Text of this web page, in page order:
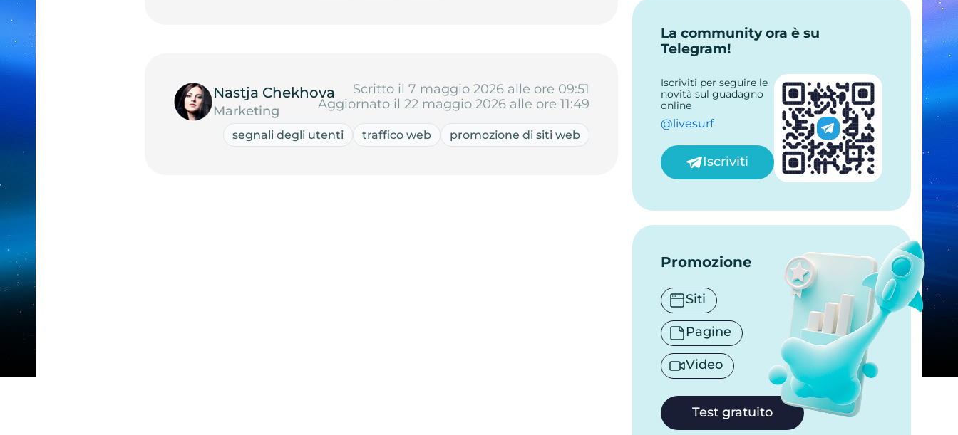
Nastja Chekhova
Marketing
Scritto il 7 maggio 2026 alle ore 09:51
Aggiornato il 22 maggio 2026 alle ore 11:49
segnali degli utenti traffico web promozione di siti web
La community ora è su
Telegram!
Iscriviti per seguire le
novità sul guadagno
online
@livesurf
Iscriviti
Promozione
Siti
Pagine
Video
Test gratuito